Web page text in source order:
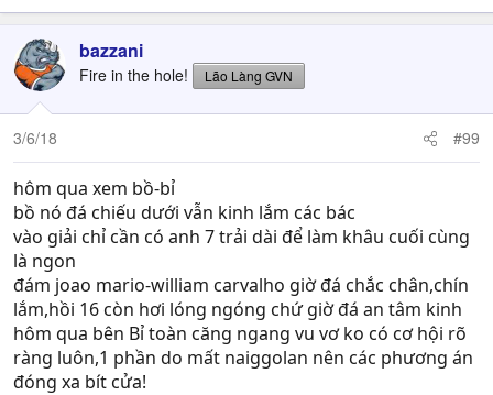
bazzani
Fire in the hole! Lão Làng GVN
3/6/18 #99
hôm qua xem bồ-bỉ
bồ nó đá chiếu dưới vẫn kinh lắm các bác
vào giải chỉ cần có anh 7 trải dài để làm khâu cuối cùng
là ngon
đám joao mario-william carvalho giờ đá chắc chân,chín
lắm,hồi 16 còn hơi lóng ngóng chứ giờ đá an tâm kinh
hôm qua bên Bỉ toàn căng ngang vu vơ ko có cơ hội rõ
ràng luôn,1 phần do mất naiggolan nên các phương án
đóng xa bít cửa!